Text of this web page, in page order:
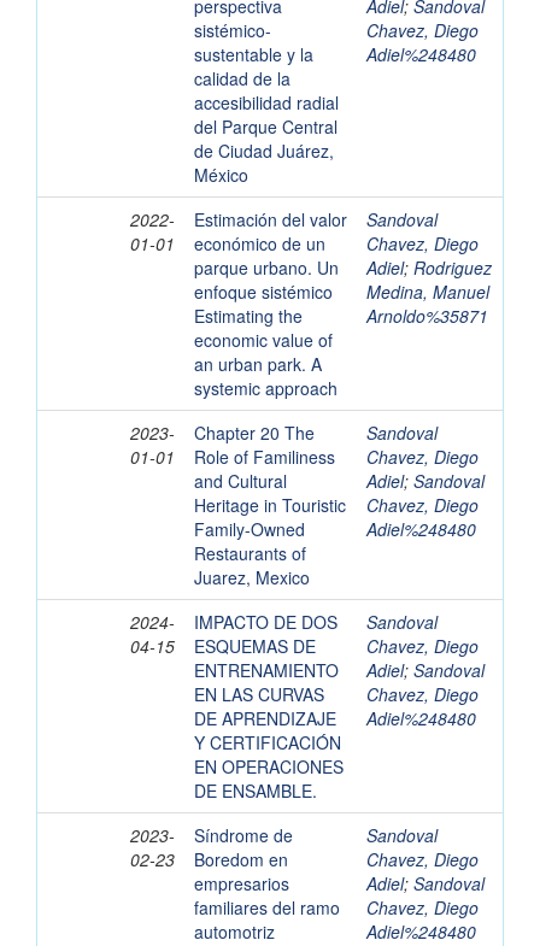
perspectiva
sistémico-
sustentable y la
calidad de la
accesibilidad radial
del Parque Central
de Ciudad Juárez,
México
Adiel; Sandoval
Chavez, Diego
Adiel%248480
2022-
01-01
Estimación del valor
económico de un
parque urbano. Un
enfoque sistémico
Estimating the
economic value of
an urban park. A
systemic approach
Sandoval
Chavez, Diego
Adiel; Rodriguez
Medina, Manuel
Arnoldo%35871
2023-
01-01
Chapter 20 The
Role of Familiness
and Cultural
Heritage in Touristic
Family-Owned
Restaurants of
Juarez, Mexico
Sandoval
Chavez, Diego
Adiel; Sandoval
Chavez, Diego
Adiel%248480
2024-
04-15
IMPACTO DE DOS
ESQUEMAS DE
ENTRENAMIENTO
EN LAS CURVAS
DE APRENDIZAJE
Y CERTIFICACIÓN
EN OPERACIONES
DE ENSAMBLE.
Sandoval
Chavez, Diego
Adiel; Sandoval
Chavez, Diego
Adiel%248480
2023-
02-23
Síndrome de
Boredom en
empresarios
familiares del ramo
automotriz
Sandoval
Chavez, Diego
Adiel; Sandoval
Chavez, Diego
Adiel%248480